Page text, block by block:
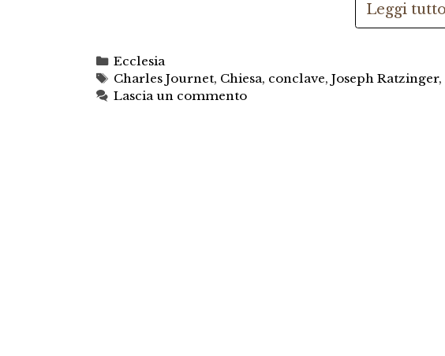
Leggi tutto
Categorie
Ecclesia
Tag
Charles Journet, Chiesa, conclave,Joseph Ratzinger,
Lascia un commento